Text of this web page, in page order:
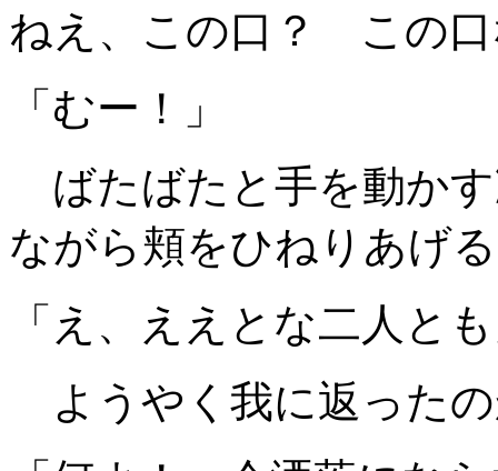
ねえ、この口？ この口
「むー！」
ばたばたと手を動か
ながら頬をひねりあげ
「え、ええとな二人と
ようやく我に返った